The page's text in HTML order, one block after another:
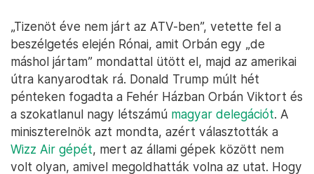
„Tizenöt éve nem járt az ATV-ben”, vetette fel a
beszélgetés elején Rónai, amit Orbán egy „de
máshol jártam” mondattal ütött el, majd az amerikai
útra kanyarodtak rá. Donald Trump múlt hét
pénteken fogadta a Fehér Házban Orbán Viktort és
a szokatlanul nagy létszámú magyar delegációt. A
miniszterelnök azt mondta, azért választották a
Wizz Air gépét, mert az állami gépek között nem
volt olyan, amivel megoldhatták volna az utat. Hogy